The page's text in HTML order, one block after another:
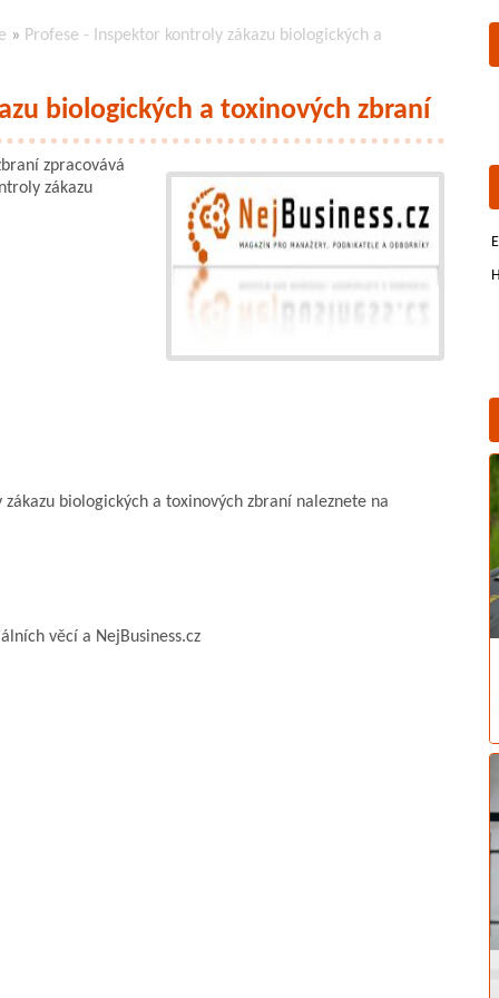
» Profese - Inspektor kontroly zákazu biologických a
biologických a toxinových zbraní
zpracovává
zákazu
biologických a toxinových zbraní naleznete na
věcí a NejBusiness.cz